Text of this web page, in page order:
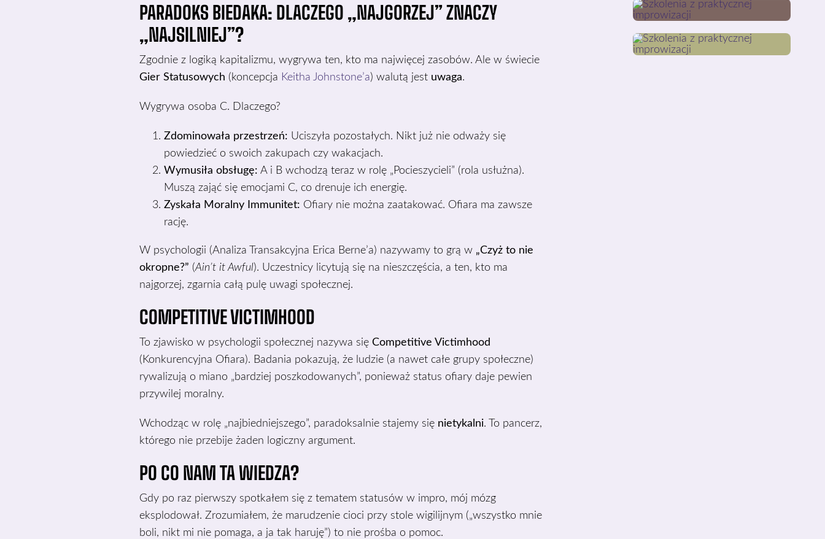
PARADOKS BIEDAKA: DLACZEGO „NAJGORZEJ” ZNACZY
„NAJSILNIEJ”?
Zgodnie z logiką kapitalizmu, wygrywa ten, kto ma najwięcej zasobów. Ale w świecie
Gier Statusowych (koncepcja Keitha Johnstone’a) walutą jest uwaga.
Wygrywa osoba C. Dlaczego?
Zdominowała przestrzeń: Uciszyła pozostałych. Nikt już nie odważy się
powiedzieć o swoich zakupach czy wakacjach.
Wymusiła obsługę: A i B wchodzą teraz w rolę „Pocieszycieli” (rola usłużna).
Muszą zająć się emocjami C, co drenuje ich energię.
Zyskała Moralny Immunitet: Ofiary nie można zaatakować. Ofiara ma zawsze
rację.
W psychologii (Analiza Transakcyjna Erica Berne’a) nazywamy to grą w „Czyż to nie
okropne?” (Ain’t it Awful). Uczestnicy licytują się na nieszczęścia, a ten, kto ma
najgorzej, zgarnia całą pulę uwagi społecznej.
COMPETITIVE VICTIMHOOD
To zjawisko w psychologii społecznej nazywa się Competitive Victimhood
(Konkurencyjna Ofiara). Badania pokazują, że ludzie (a nawet całe grupy społeczne)
rywalizują o miano „bardziej poszkodowanych”, ponieważ status ofiary daje pewien
przywilej moralny.
Wchodząc w rolę „najbiedniejszego”, paradoksalnie stajemy się nietykalni. To pancerz,
którego nie przebije żaden logiczny argument.
PO CO NAM TA WIEDZA?
Gdy po raz pierwszy spotkałem się z tematem statusów w impro, mój mózg
eksplodował. Zrozumiałem, że marudzenie cioci przy stole wigilijnym („wszystko mnie
boli, nikt mi nie pomaga, a ja tak haruję”) to nie prośba o pomoc.